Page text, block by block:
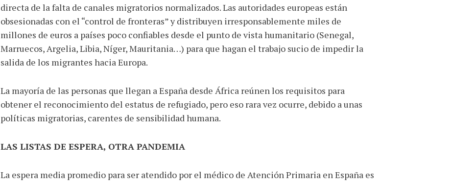
directa de la falta de canales migratorios normalizados. Las autoridades europeas están
obsesionadas con el “control de fronteras” y distribuyen irresponsablemente miles de
millones de euros a países poco confiables desde el punto de vista humanitario (Senegal,
Marruecos, Argelia, Libia, Níger, Mauritania…) para que hagan el trabajo sucio de impedir la
salida de los migrantes hacia Europa.
La mayoría de las personas que llegan a España desde África reúnen los requisitos para
obtener el reconocimiento del estatus de refugiado, pero eso rara vez ocurre, debido a unas
políticas migratorias, carentes de sensibilidad humana.
LAS LISTAS DE ESPERA, OTRA PANDEMIA
La espera media promedio para ser atendido por el médico de Atención Primaria en España es